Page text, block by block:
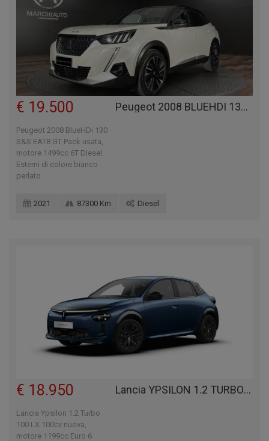
Peugeot 2008 BLUEHDI 130 S&S EAT8 GT PACK
€ 19.500
Peugeot 2008 BlueHDi 130
S&S EAT8 GT Pack usata,
motore 1499cc 6T Diesel.
Esterni di colore bianco
perlato.
2021 87300 Km Diesel
Lancia YPSILON 1.2 TURBO 100 LX 100CV
€ 18.950
Lancia Ypsilon 1.2 Turbo
100 LX 100cv nuova,
motore 1199cc Euro 6